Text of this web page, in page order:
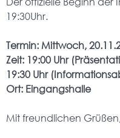
19:30Uhr.
Termin: Mittwoch,
Zeit: 19:00 Uhr
19:30 Uhr
Ort: Eingangshalle
Mit freundlichen